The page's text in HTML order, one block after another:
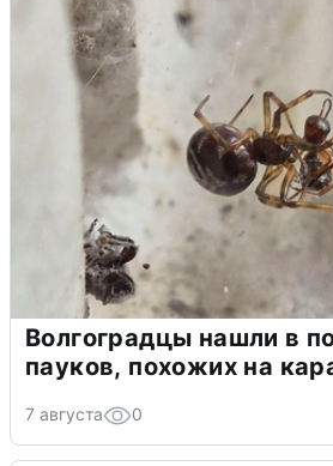
Волгоградцы нашли в
пауков, похожих на
7 августа 0